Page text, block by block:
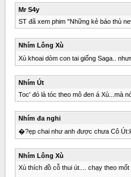
Mr S4y
ST đã xem phim "Những kẻ báo thù
Nhím Lông Xù
Xù khoai dòm con tai giống Saga..
Nhím Út
Toc' đó là tóc theo mô đen á Xù...mà
Nhím đa nghi
�?ẹp chai như anh được chưa Cô
Nhím Lông Xù
Xù thích đồ cỗ thui út.... chạy theo mốt